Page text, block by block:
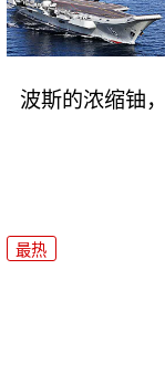
波斯的浓缩铀
最热